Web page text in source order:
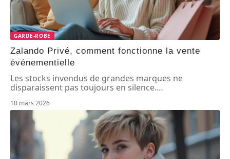
GARDE-ROBE
Zalando Privé, comment fonctionne la vente
événementielle
Les stocks invendus de grandes marques ne
disparaissent pas toujours en silence.…
10 mars 2026